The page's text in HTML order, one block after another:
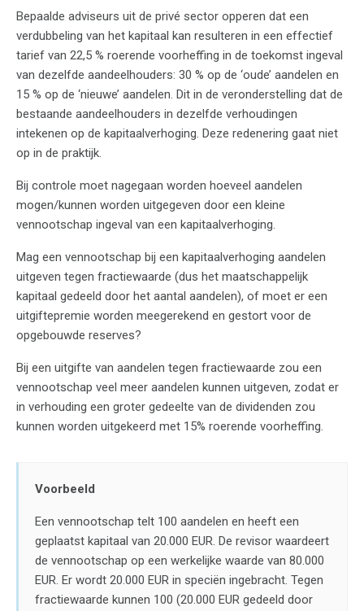
Bepaalde adviseurs uit de privé sector opperen dat een
verdubbeling van het kapitaal kan resulteren in een effectief
tarief van 22,5 % roerende voorheffing in de toekomst ingeval
van dezelfde aandeelhouders: 30 % op de ‘oude’ aandelen en
15 % op de ‘nieuwe’ aandelen. Dit in de veronderstelling dat de
bestaande aandeelhouders in dezelfde verhoudingen
intekenen op de kapitaalverhoging. Deze redenering gaat niet
op in de praktijk.
Bij controle moet nagegaan worden hoeveel aandelen
mogen/kunnen worden uitgegeven door een kleine
vennootschap ingeval van een kapitaalverhoging.
Mag een vennootschap bij een kapitaalverhoging aandelen
uitgeven tegen fractiewaarde (dus het maatschappelijk
kapitaal gedeeld door het aantal aandelen), of moet er een
uitgiftepremie worden meegerekend en gestort voor de
opgebouwde reserves?
Bij een uitgifte van aandelen tegen fractiewaarde zou een
vennootschap veel meer aandelen kunnen uitgeven, zodat er
in verhouding een groter gedeelte van de dividenden zou
kunnen worden uitgekeerd met 15% roerende voorheffing.
Voorbeeld
Een vennootschap telt 100 aandelen en heeft een
geplaatst kapitaal van 20.000 EUR. De revisor waardeert
de vennootschap op een werkelijke waarde van 80.000
EUR. Er wordt 20.000 EUR in speciën ingebracht. Tegen
fractiewaarde kunnen 100 (20.000 EUR gedeeld door